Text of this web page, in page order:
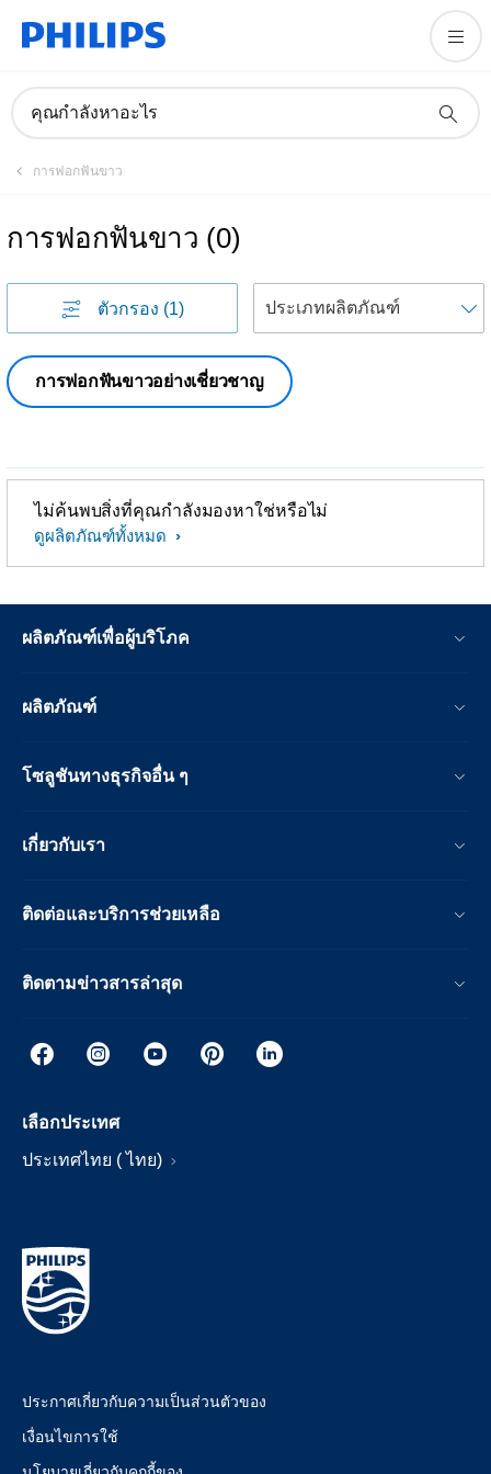
คุณกำลังหาอะไร
การฟอกฟันขาว
การฟอกฟันขาว (0)
ตัวกรอง (1)
การฟอกฟันขาวอย่างเชี่ยวชาญ
ไม่ค้นพบสิ่งที่คุณกำลังมองหาใช่หรือไม่
ดูผลิตภัณฑ์ทั้งหมด
ผลิตภัณฑ์เพื่อผู้บริโภค
ผลิตภัณฑ์
โซลูชันทางธุรกิจอื่น ๆ
เกี่ยวกับเรา
ติดต่อและบริการช่วยเหลือ
ติดตามข่าวสารล่าสุด
เลือกประเทศ
ประเทศไทย ( ไทย)
ประกาศเกี่ยวกับความเป็นส่วนตัวของ
เงื่อนไขการใช้